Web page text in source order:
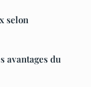
selon
avantages du